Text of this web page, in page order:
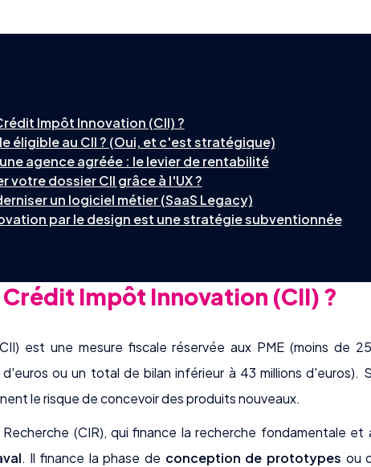
Impôt Innovation (CII) ?
éligible au CII ? (Oui, et c'est stratégique)
agence agréée : le levier de rentabilité
votre dossier CII grâce à l'UX ?
un logiciel métier (SaaS Legacy)
par le design est une stratégie subventionnée
Impôt Innovation (CII) ?
est une mesure fiscale réservée aux PME (moins de
ou un total de bilan inférieur à 43 millions d'euros).
le risque de concevoir des produits nouveaux.
(CIR), qui finance la recherche fondamentale
. Il finance la phase de conception de prototypes ou